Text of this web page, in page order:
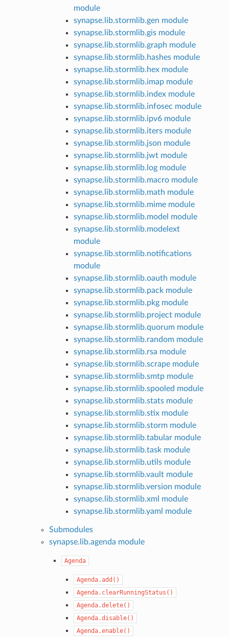
module
synapse.lib.stormlib.gen module
synapse.lib.stormlib.gis module
synapse.lib.stormlib.graph module
synapse.lib.stormlib.hashes module
synapse.lib.stormlib.hex module
synapse.lib.stormlib.imap module
synapse.lib.stormlib.index module
synapse.lib.stormlib.infosec module
synapse.lib.stormlib.ipv6 module
synapse.lib.stormlib.iters module
synapse.lib.stormlib.json module
synapse.lib.stormlib.jwt module
synapse.lib.stormlib.log module
synapse.lib.stormlib.macro module
synapse.lib.stormlib.math module
synapse.lib.stormlib.mime module
synapse.lib.stormlib.model module
synapse.lib.stormlib.modelext
module
synapse.lib.stormlib.notifications
module
synapse.lib.stormlib.oauth module
synapse.lib.stormlib.pack module
synapse.lib.stormlib.pkg module
synapse.lib.stormlib.project module
synapse.lib.stormlib.quorum module
synapse.lib.stormlib.random module
synapse.lib.stormlib.rsa module
synapse.lib.stormlib.scrape module
synapse.lib.stormlib.smtp module
synapse.lib.stormlib.spooled module
synapse.lib.stormlib.stats module
synapse.lib.stormlib.stix module
synapse.lib.stormlib.storm module
synapse.lib.stormlib.tabular module
synapse.lib.stormlib.task module
synapse.lib.stormlib.utils module
synapse.lib.stormlib.vault module
synapse.lib.stormlib.version module
synapse.lib.stormlib.xml module
synapse.lib.stormlib.yaml module
Submodules
synapse.lib.agenda module
Agenda
Agenda.add()
Agenda.clearRunningStatus()
Agenda.delete()
Agenda.disable()
Agenda.enable()